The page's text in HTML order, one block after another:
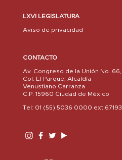
LXVI LEGISLATURA
Aviso de privacidad
CONTACTO
Av. Congreso de la Unión No. 66,
Col. El Parque, Alcaldía
Venustiano Carranza
C.P. 15960 Ciudad de México
Tel: 01 (55) 5036 0000 ext.67193